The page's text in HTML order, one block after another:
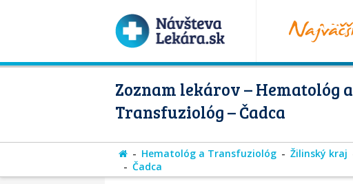
Zoznam lekárov – Hematológ a
Transfuziológ – Čadca
Hematológ a Transfuziológ Žilinský kraj
Čadca